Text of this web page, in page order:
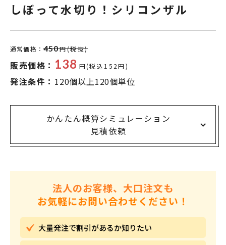
しぼって水切り！シリコンザル
通常価格： 450円(税抜)
販売価格： 138 円(税込152円)
発注条件： 120個以上120個単位
かんたん概算シミュレーション
見積依頼
法人のお客様、大口注文も
お気軽にお問い合わせください！
大量発注で割引があるか知りたい